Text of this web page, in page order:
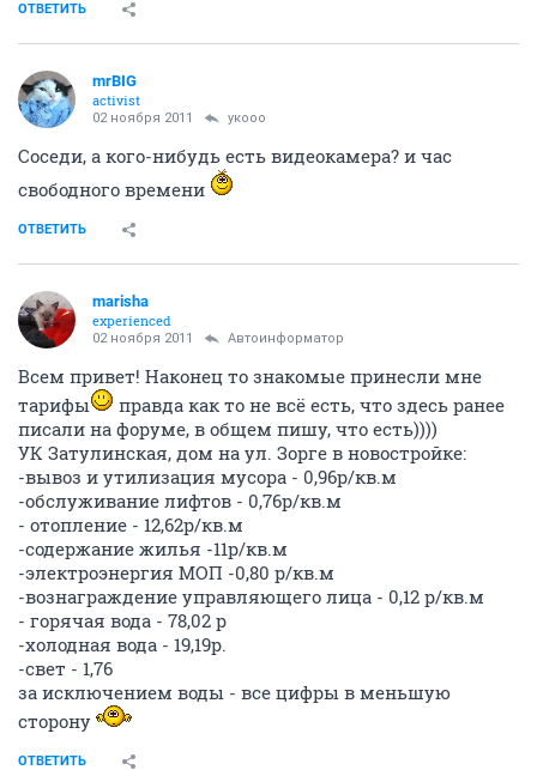
ОТВЕТИТЬ
mrBIG
activist
02 ноября 2011 укооо
Соседи, а кого-нибудь есть видеокамера? и час
свободного времени
ОТВЕТИТЬ
marisha
experienced
02 ноября 2011 Автоинформатор
Всем привет! Наконец то знакомые принесли мне
тарифы
правда как то не всё есть, что здесь ранее
писали на форуме, в общем пишу, что есть))))
УК Затулинская, дом на ул. Зорге в новостройке:
-вывоз и утилизация мусора - 0,96р/кв.м
-обслуживание лифтов - 0,76р/кв.м
- отопление - 12,62р/кв.м
-содержание жилья -11р/кв.м
-электроэнергия МОП -0,80 р/кв.м
-вознаграждение управляющего лица - 0,12 р/кв.м
- горячая вода - 78,02 р
-холодная вода - 19,19р.
-свет - 1,76
за исключением воды - все цифры в меньшую
сторону
ОТВЕТИТЬ